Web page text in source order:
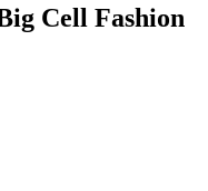
Cell Fashion